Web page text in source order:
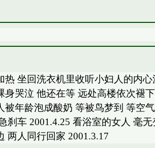
坐回洗衣机里收听小妇人的内
哭泣 他还在等 远处高楼依次褪
年龄泡成酸奶 等被鸟梦到 等空
刹车 2001.4.25 看浴室的女人 毫
两人同行回家 2001.3.17